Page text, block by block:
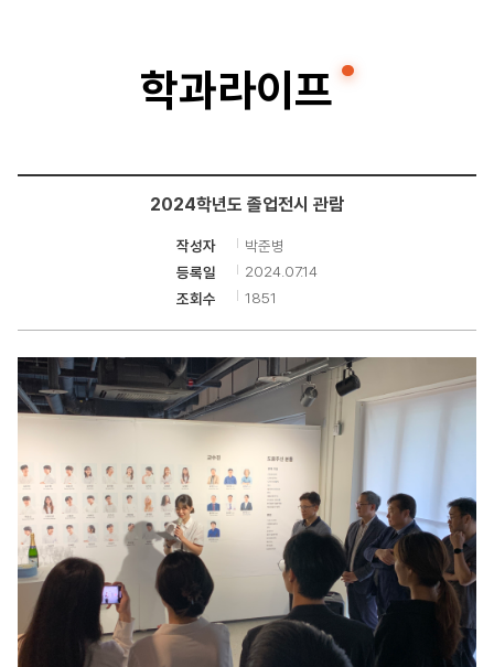
학
학과라이프
2024학년도 졸업전시 관람
작성자
박준병
등록일
2024.07.14
조회수
1851